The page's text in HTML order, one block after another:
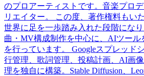
のプロアーティストです。音楽プロ
リエイター。 この度、著作権料もい
世界に足を一歩踏み入れた段階にな
曲・MV構成制作を中心に、AIツール
を行っています。 Googleスプレッド
行管理、歌詞管理、投稿計画、AI画
理を独自に構築。Stable Diffusion、